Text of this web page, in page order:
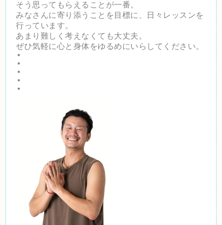
そう思ってもらえることが一番。
みなさんに寄り添うことを目標に、日々レッスンを
行っています。
あまり難しく考えなくても大丈夫。
ぜひ気軽に心と身体をゆるめにいらしてください。
＊
＊
＊
＊
＊